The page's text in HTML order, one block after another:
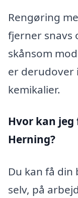
Rengøring
fjerner snavs
skånsom
er derudover
kemikalier.
Hvor kan
Herning?
Du kan få
selv, på